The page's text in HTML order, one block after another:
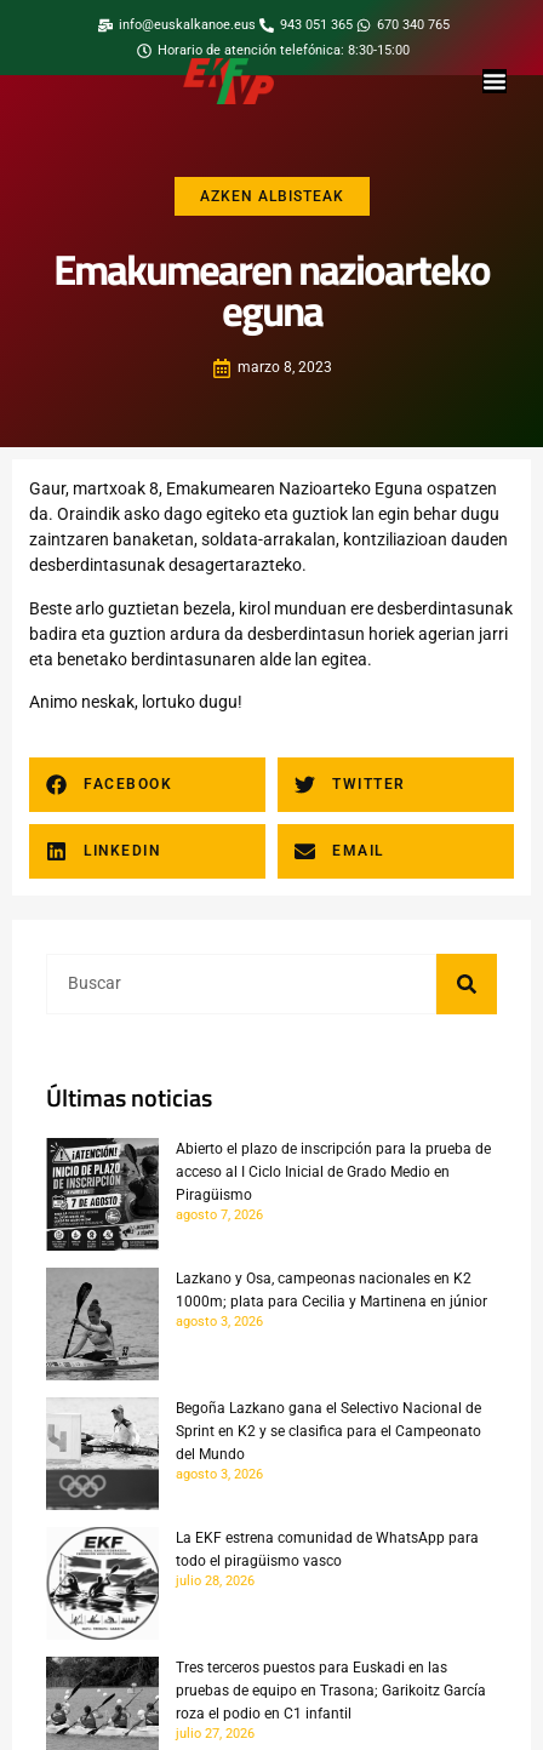
info@euskalkanoe.eus 943 051 365
670 340 765
Horario de atención telefónica: 8:30-15:00
AZKEN ALBISTEAK
Emakumearen nazioarteko
eguna
marzo 8, 2023
Gaur, martxoak 8, Emakumearen Nazioarteko Eguna ospatzen
da. Oraindik asko dago egiteko eta guztiok lan egin behar dugu
zaintzaren banaketan, soldata-arrakalan, kontziliazioan dauden
desberdintasunak desagertarazteko.
Beste arlo guztietan bezela, kirol munduan ere desberdintasunak
badira eta guztion ardura da desberdintasun horiek agerian jarri
eta benetako berdintasunaren alde lan egitea.
Animo neskak, lortuko dugu!
FACEBOOK TWITTER
LINKEDIN EMAIL
Últimas noticias
Abierto el plazo de inscripción para la prueba de
acceso al I Ciclo Inicial de Grado Medio en
Piragüismo
agosto 7, 2026
Lazkano y Osa, campeonas nacionales en K2
1000m; plata para Cecilia y Martinena en júnior
agosto 3, 2026
Begoña Lazkano gana el Selectivo Nacional de
Sprint en K2 y se clasifica para el Campeonato
del Mundo
agosto 3, 2026
La EKF estrena comunidad de WhatsApp para
todo el piragüismo vasco
julio 28, 2026
Tres terceros puestos para Euskadi en las
pruebas de equipo en Trasona; Garikoitz García
roza el podio en C1 infantil
julio 27, 2026